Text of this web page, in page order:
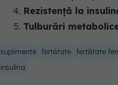
Rezistență la
Tulburări
suplimente fertilitate fertilitate
insulina